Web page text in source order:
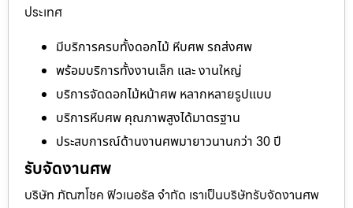
ประเทศ
มีบริการครบทั้งดอกไม้ หีบศพ รถส่งศพ
พร้อมบริการทั้งงานเล็ก และ งานใหญ่
บริการจัดดอกไม้หน้าศพ หลากหลายรูปแบบ
บริการหีบศพ คุณภาพสูงได้มาตรฐาน
ประสบการณ์ด้านงานศพมายาวนานกว่า 30 ปี
รับจัดงานศพ
บริษัท ภัณฑโชค ฟิวเนอรัล จำกัด เราเป็นบริษัทรับจัดงานศพ